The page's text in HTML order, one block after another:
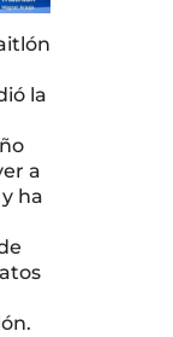
la
a
ha